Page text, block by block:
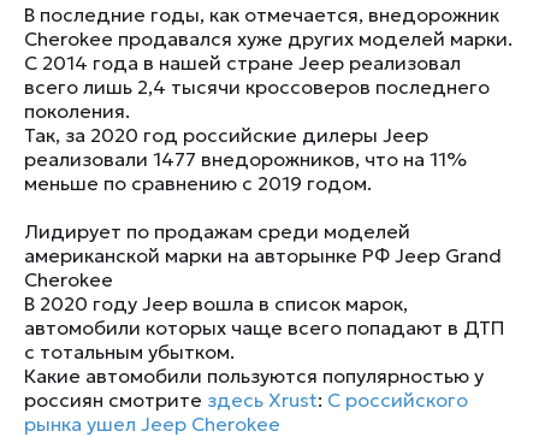
В последние годы, как отмечается, внедорожник
Cherokee продавался хуже других моделей марки.
С 2014 года в нашей стране Jeep реализовал
всего лишь 2,4 тысячи кроссоверов последнего
поколения.
Так, за 2020 год российские дилеры Jeep
реализовали 1477 внедорожников, что на 11%
меньше по сравнению с 2019 годом.
Лидирует по продажам среди моделей
американской марки на авторынке РФ Jeep Grand
Cherokee
В 2020 году Jeep вошла в список марок,
автомобили которых чаще всего попадают в ДТП
с тотальным убытком.
Какие автомобили пользуются популярностью у
россиян смотрите здесь Xrust: С российского
рынка ушел Jeep Cherokee